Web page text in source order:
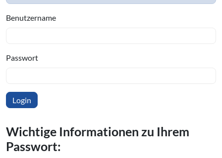
Benutzername
Passwort
Wichtige In­for­ma­tio­nen zu Ihrem
Passwort: